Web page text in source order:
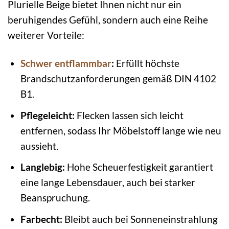
Plurielle Beige bietet Ihnen nicht nur ein
beruhigendes Gefühl, sondern auch eine Reihe
weiterer Vorteile:
Schwer entflammbar: Erfüllt höchste
Brandschutzanforderungen gemäß DIN 4102
B1.
Pflegeleicht: Flecken lassen sich leicht
entfernen, sodass Ihr Möbelstoff lange wie neu
aussieht.
Langlebig: Hohe Scheuerfestigkeit garantiert
eine lange Lebensdauer, auch bei starker
Beanspruchung.
Farbecht: Bleibt auch bei Sonneneinstrahlung